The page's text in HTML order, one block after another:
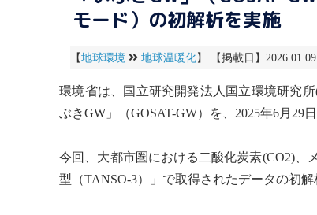
モード）の初解析を実施
【地球環境 地球温暖化】 【掲載日】
環境省は、国立研究開発法人国立環境研究
ぶきGW」（GOSAT-GW）を、2025年6月29
今回、大都市圏における 二酸化炭素(CO2)、
型（TANSO-3）」で取得されたデータの初